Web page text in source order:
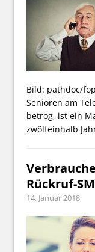
Bild: pathdoc/
Senioren am
betrog, ist ein
zwölfeinhalb
Rückruf-
14. Januar 2018